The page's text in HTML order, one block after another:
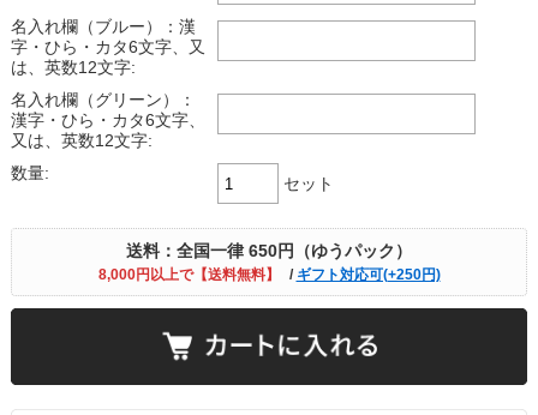
名入れ欄（ブルー）：漢
字・ひら・カタ6文字、又
は、英数12文字:
名入れ欄（グリーン）：
漢字・ひら・カタ6文字、
又は、英数12文字:
数量:
セット
送料：全国一律 650円（ゆうパック）
8,000円以上で【送料無料】 / ギフト対応可(+250円)